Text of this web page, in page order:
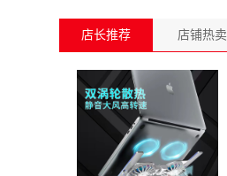
店长推荐 店铺热卖